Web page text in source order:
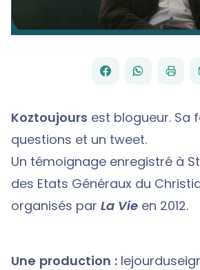
PARTAGER
FACEBOOK
PARTAGER
Koztoujours est blogueur. Sa
questions et un tweet.
Un témoignage enregistré à
des Etats Généraux du
organisés par La Vie en 2012.
Une production :